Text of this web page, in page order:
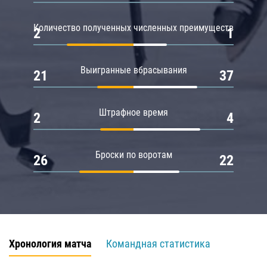
Количество полученных численных преимуществ
2 1
Выигранные вбрасывания
21 37
Штрафное время
2 4
Броски по воротам
26 22
Хронология матча
Командная статистика